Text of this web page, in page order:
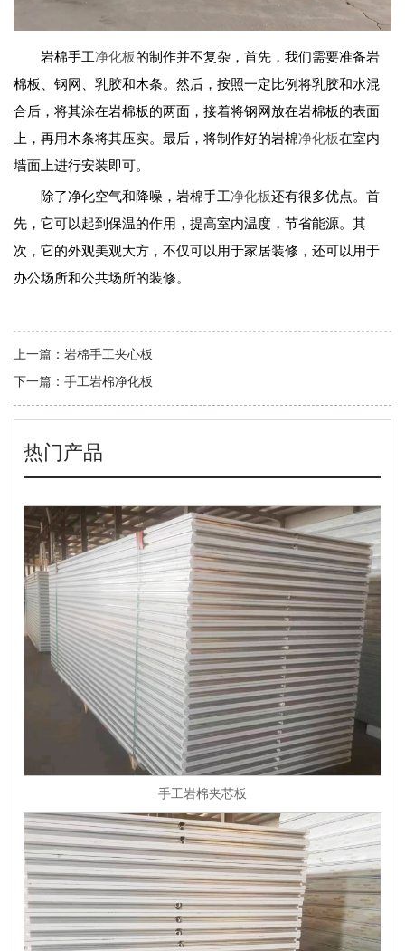
岩棉手工净化板的制作并不复杂，首先，我们需要准备岩
棉板、钢网、乳胶和木条。然后，按照一定比例将乳胶和水混
合后，将其涂在岩棉板的两面，接着将钢网放在岩棉板的表面
上，再用木条将其压实。最后，将制作好的岩棉净化板在室内
墙面上进行安装即可。
除了净化空气和降噪，岩棉手工净化板还有很多优点。首
先，它可以起到保温的作用，提高室内温度，节省能源。其
次，它的外观美观大方，不仅可以用于家居装修，还可以用于
办公场所和公共场所的装修。
上一篇： 岩棉手工夹心板
下一篇： 手工岩棉净化板
热门产品
手工岩棉夹芯板